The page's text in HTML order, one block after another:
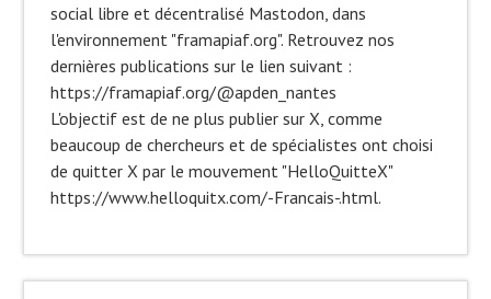
social libre et décentralisé Mastodon, dans
l'environnement "framapiaf.org". Retrouvez nos
dernières publications sur le lien suivant :
https://framapiaf.org/@apden_nantes
L'objectif est de ne plus publier sur X, comme
beaucoup de chercheurs et de spécialistes ont choisi
de quitter X par le mouvement "HelloQuitteX"
https://www.helloquitx.com/-Francais-.html.